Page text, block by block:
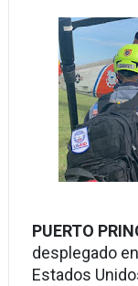
PUERTO
desplegado
Estados